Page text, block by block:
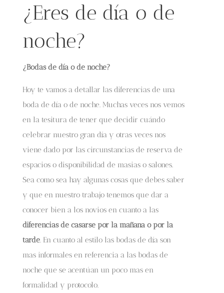
¿Eres de día o de
noche?
¿Bodas de día o de noche?
Hoy te vamos a detallar las diferencias de una
boda de día o de noche. Muchas veces nos vemos
en la tesitura de tener que decidir cuándo
celebrar nuestro gran día y otras veces nos
viene dado por las circunstancias de reserva de
espacios o disponibilidad de masias o salones.
Sea como sea hay algunas cosas que debes saber
y que en nuestro trabajo tenemos que dar a
conocer bien a los novios en cuanto a las
diferencias de casarse por la mañana o por la
tarde. En cuanto al estilo las bodas de día son
mas informales en referencia a las bodas de
noche que se acentúan un poco mas en
formalidad y protocolo.